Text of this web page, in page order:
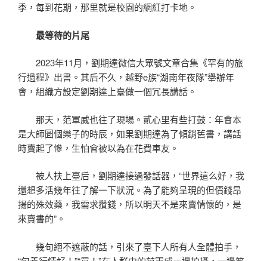
季，每到花期，那里就是校園的網紅打卡地。
最等待的片尾
2023年11月，劉期達微信大眾號文章合集《罕有的旅
行過程》出書。其后不久，越野e族“湖南年夜隊”舉辦年
會，組織方設定劉期達上臺做一個冗長講話。
那天，范軍威也往了現場。貳心里有些打鼓：年會本
是大師圖個樂子的時辰，如果劉期達為了傾銷舊書，講話
時賣起了慘，生怕會被以為在花費車友。
被人扶上臺后，劉期達接過發話器，“世界這么好，我
還想多活幾年往了解一下狀況。為了能夠呈現的但價錢昂
揚的殊效藥，我需求攢錢，所以明天不是來賣情懷的，是
來賣書的”。
幾句絕不遮蔽的話，引來了臺下人所有人全體拍手，